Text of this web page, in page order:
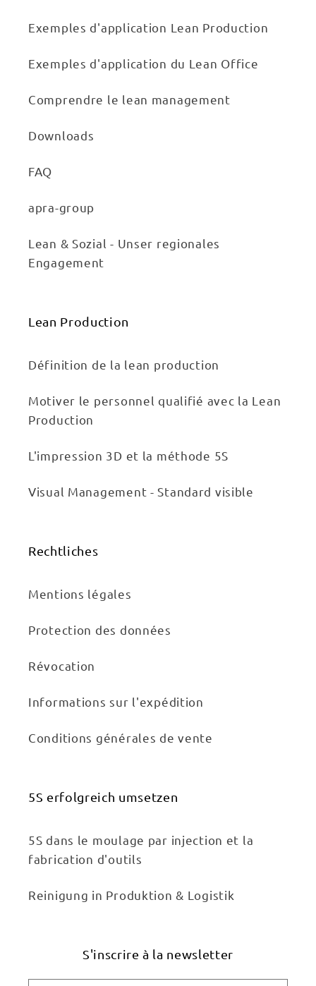
Exemples d'application Lean Production
Exemples d'application du Lean Office
Comprendre le lean management
Downloads
FAQ
apra-group
Lean & Sozial - Unser regionales
Engagement
Lean Production
Définition de la lean production
Motiver le personnel qualifié avec la Lean
Production
L'impression 3D et la méthode 5S
Visual Management - Standard visible
Rechtliches
Mentions légales
Protection des données
Révocation
Informations sur l'expédition
Conditions générales de vente
5S erfolgreich umsetzen
5S dans le moulage par injection et la
fabrication d'outils
Reinigung in Produktion & Logistik
S'inscrire à la newsletter